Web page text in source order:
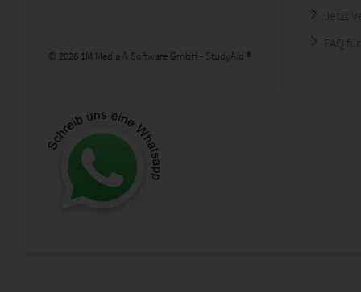
© 2026 1M Media & Software GmbH - StudyAid ®
Jetzt
FAQ